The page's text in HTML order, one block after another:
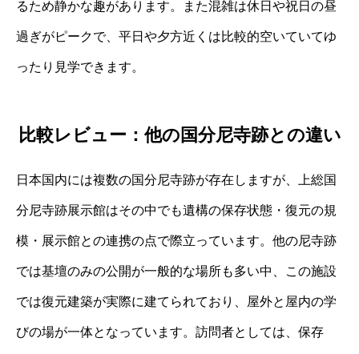
るため静かな趣があります。また混雑は休日や祝日の昼
過ぎがピークで、平日や夕方近くは比較的空いていてゆ
ったり見学できます。
比較レビュー：他の国分尼寺跡との違い
日本国内には複数の国分尼寺跡が存在しますが、上総国
分尼寺跡展示館はその中でも遺構の保存状態・復元の規
模・展示館との連携の点で際立っています。他の尼寺跡
では基壇のみの公開が一般的な場所も多い中、この施設
では復元建築が実際に建てられており、屋外と屋内の学
びの場が一体となっています。訪問者としては、保存